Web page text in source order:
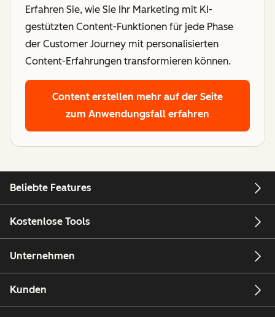
Erfahren Sie, wie Sie Ihr Marketing mit KI-
gestützten Content-Funktionen für jede Phase
der Customer Journey mit personalisierten
Content-Erfahrungen transformieren können.
Content erstellen mehr auf der Seite
zum Anwendungsfall erfahren
Beliebte Features
Kostenlose Tools
Unternehmen
Kunden